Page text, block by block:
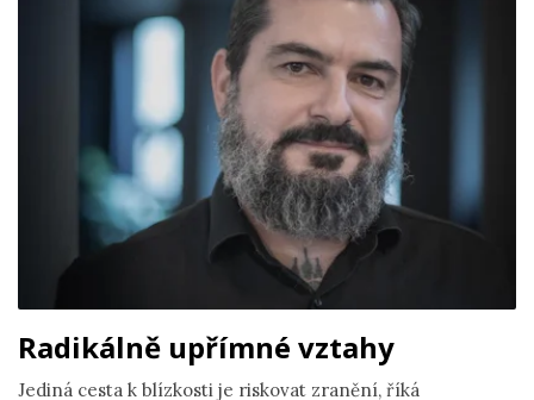
Radikálně upřímné vztahy
Jediná cesta k blízkosti je riskovat zranění, říká